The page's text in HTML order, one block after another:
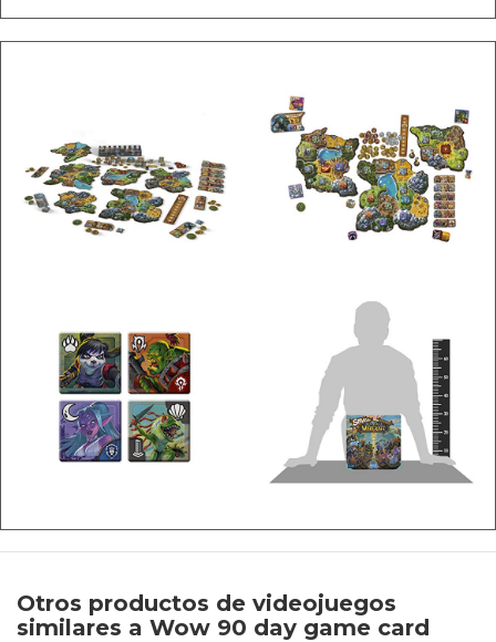
Otros productos de videojuegos
similares a Wow 90 day game card